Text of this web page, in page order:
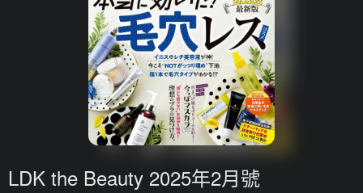
LDK the Beauty 2025年2月號